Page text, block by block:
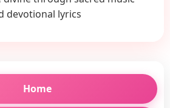
devotional lyrics
Home